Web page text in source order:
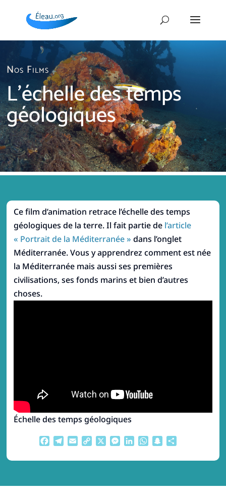
Nos Films
L’échelle des temps
géologiques
Ce film d’animation retrace l’échelle des temps
géologiques de la terre. Il fait partie de l’article
« Portrait de la Méditerranée » dans l’onglet
Méditerranée. Vous y apprendrez comment est née
la Méditerranée mais aussi ses premières
civilisations, ses fonds marins et bien d’autres
choses.
Échelle des temps géologiques
Facebook
Telegram
EmailCopy
Messenger
LinkedInWhatsApp
Snapchat